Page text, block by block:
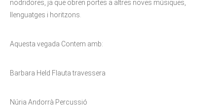
nodridores, ja que obren portes a altres noves músiques,
llenguatges i horitzons.
Aquesta vegada Contem amb:
Barbara Held Flauta travessera
Núria Andorrà Percussió